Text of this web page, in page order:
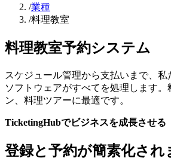
/業種
/料理教室
料理教室予約システム
スケジュール管理から支払いまで、
ソフトウェアがすべてを処理します。
ン、料理ツアーに最適です。
TicketingHubでビジネスを成長させる
登録と予約が簡素化され